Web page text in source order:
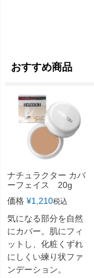
おすすめ商品
ナチュラクター カバ
ーフェイス 20g
価格 ¥1,210税込
気になる部分を自然
にカバー。肌にフィ
ットし、化粧くずれ
にしくい練り状ファ
ンデーション。